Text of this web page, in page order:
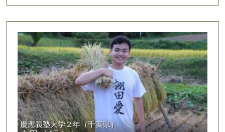
慶應義塾大学２年（千葉県）